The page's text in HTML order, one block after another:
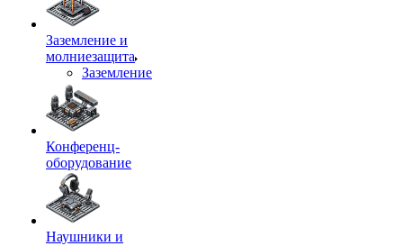
Заземление и
молниезащита
Заземление
Конференц-
оборудование
Наушники и